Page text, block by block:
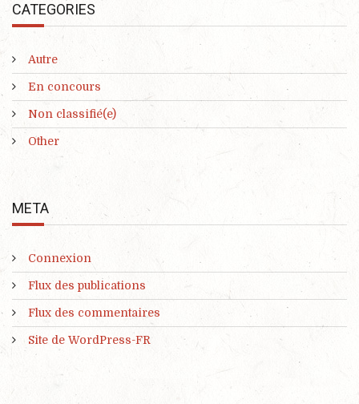
CATEGORIES
Autre
En concours
Non classifié(e)
Other
META
Connexion
Flux des publications
Flux des commentaires
Site de WordPress-FR